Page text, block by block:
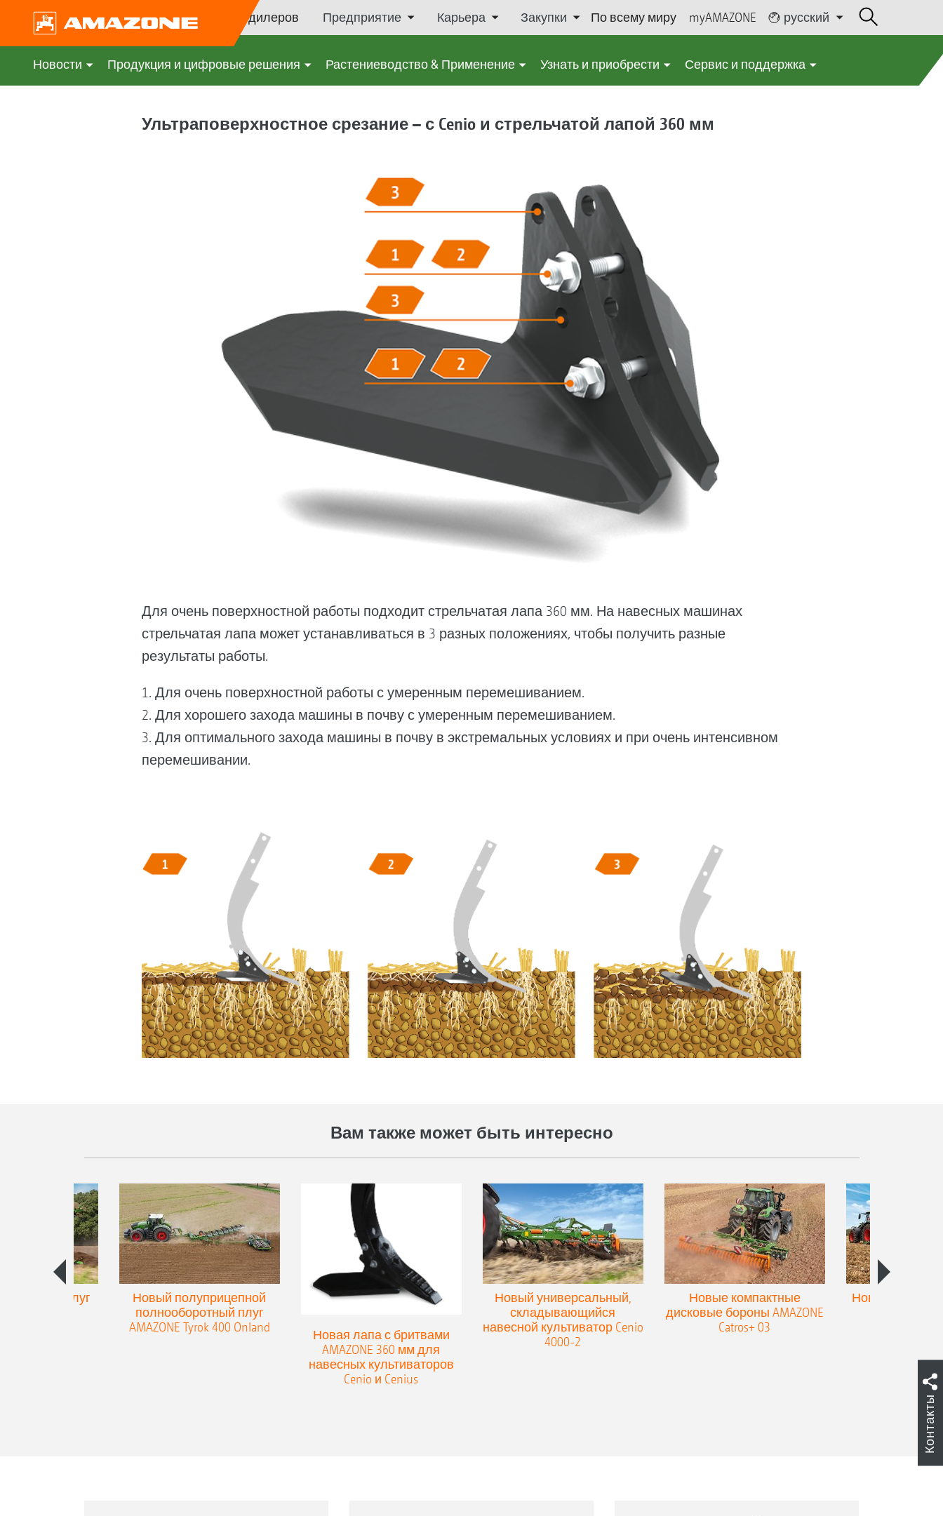
Поиск дилеров Предприятие Карьера Закупки По всему миру myAMAZONE русский
Новости Продукция и цифровые решения Растениеводство & Применение Узнать и приобрести Сервис и поддержка
Ультраповерхностное срезание – с Cenio и стрельчатой лапой 360 мм
Для очень поверхностной работы подходит стрельчатая лапа 360 мм. На навесных машинах
стрельчатая лапа может устанавливаться в 3 разных положениях, чтобы получить разные
результаты работы.
1. Для очень поверхностной работы с умеренным перемешиванием.
2. Для хорошего захода машины в почву с умеренным перемешиванием.
3. Для оптимального захода машины в почву в экстремальных условиях и при очень интенсивном
перемешивании.
Вам также может быть интересно
плуг
Новый полуприцепной
полнооборотный плуг
AMAZONE Tyrok 400 Onland
Новая лапа с бритвами
AMAZONE 360 мм для
навесных культиваторов
Cenio и Cenius
Новый универсальный,
складывающийся
навесной культиватор Cenio
4000-2
Новые компактные
дисковые бороны AMAZONE
Catros+ 03
Новый
Контакты